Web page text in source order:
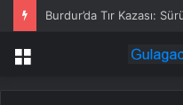
Afyonkarahisar’da Tır
Menü